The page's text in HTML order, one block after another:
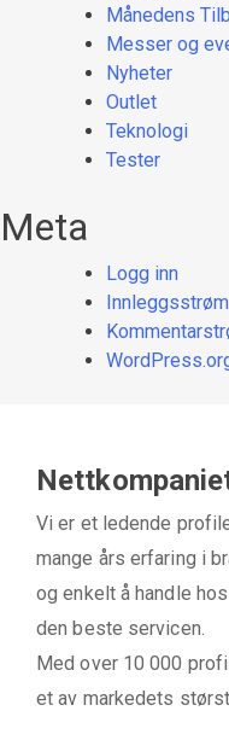
Månedens
Messer og
Nyheter
Outlet
Teknologi
Tester
Meta
Logg inn
Innleggsstrøm
Vi er et ledende
mange års erfaring i
og enkelt å handle
den beste servicen.
Med over 10 000
et av markedets